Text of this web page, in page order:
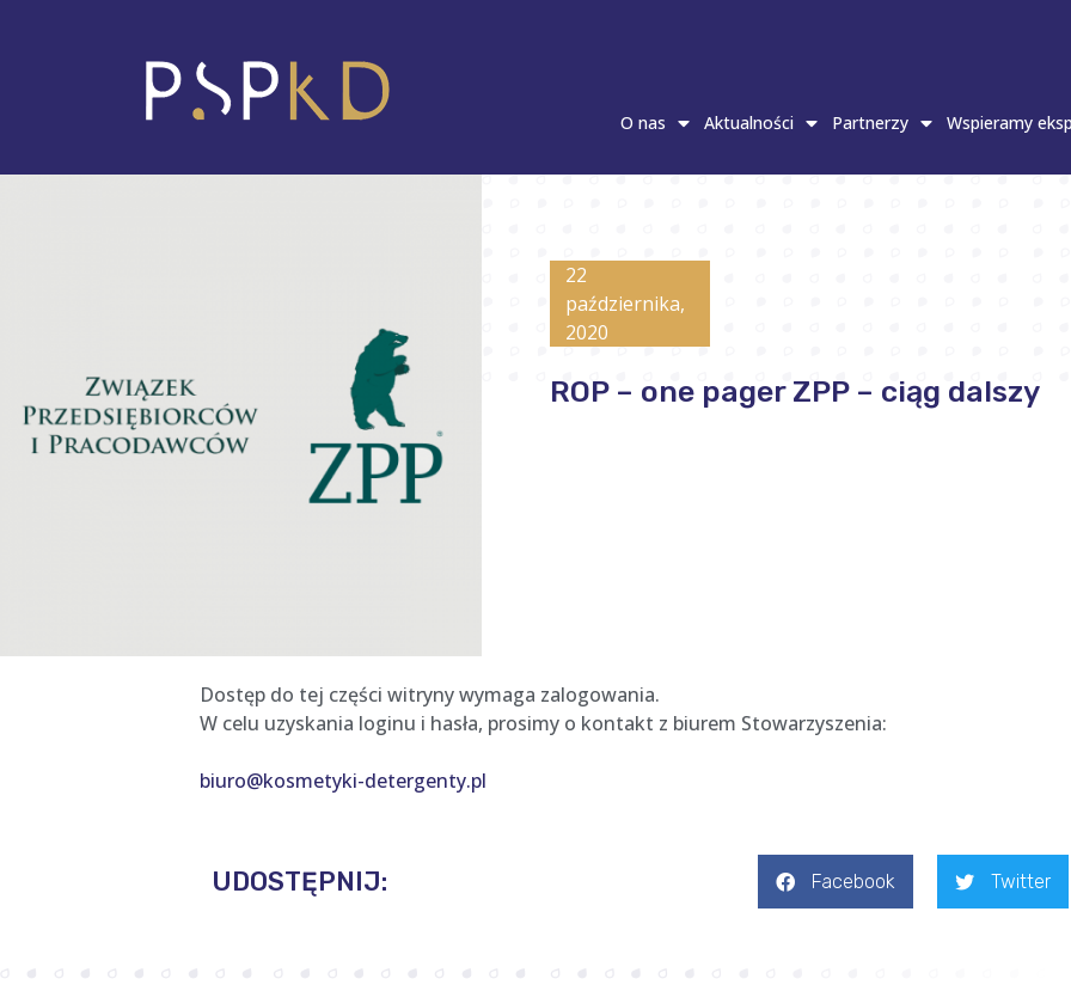
O nas Aktualności Partnerzy Wspieramy
22
października,
2020
ROP – one pager ZPP – ciąg dalszy
Dostęp do tej części witryny wymaga zalogowania.
W celu uzyskania loginu i hasła, prosimy o kontakt z biurem Stowarzyszenia:
biuro@kosmetyki-detergenty.pl
UDOSTĘPNIJ: Facebook Twitter